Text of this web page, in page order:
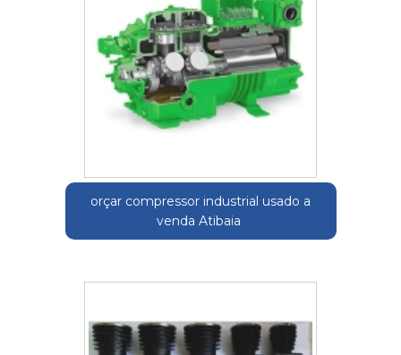
orçar compressor industrial usado a
venda Atibaia